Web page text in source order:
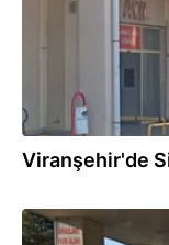
Viranşehir'de
07.08.2026